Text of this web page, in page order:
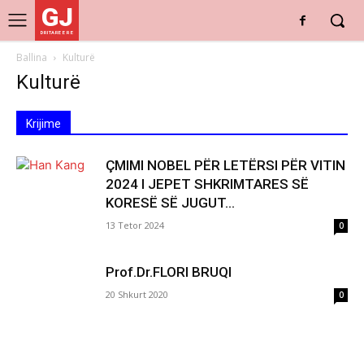
GJ
DRITARE E RE
Ballina Kulturë
Kulturë
Krijime
ÇMIMI NOBEL PËR LETËRSI PËR VITIN
2024 I JEPET SHKRIMTARES SË
KORESË SË JUGUT...
13 Tetor 2024 0
Prof.Dr.FLORI BRUQI
20 Shkurt 2020 0